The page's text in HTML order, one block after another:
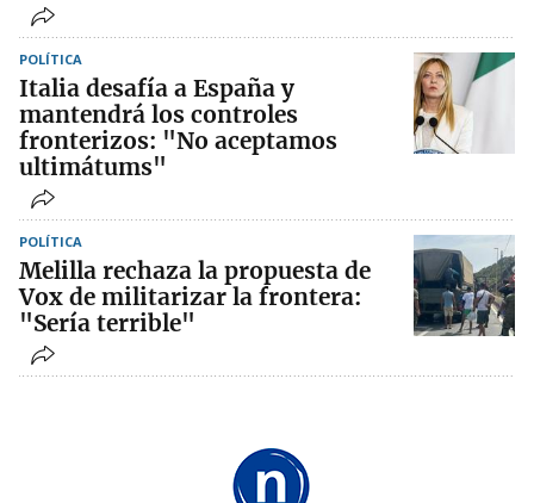
POLÍTICA
Italia desafía a España y
mantendrá los controles
fronterizos: "No aceptamos
ultimátums"
POLÍTICA
Melilla rechaza la propuesta de
Vox de militarizar la frontera:
"Sería terrible"